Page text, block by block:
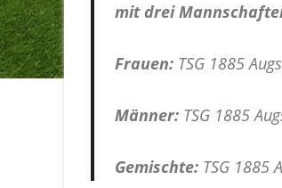
mit drei
Frauen:TSG 1885
Männer:TSG 1885
Gemischte:TSG 1885